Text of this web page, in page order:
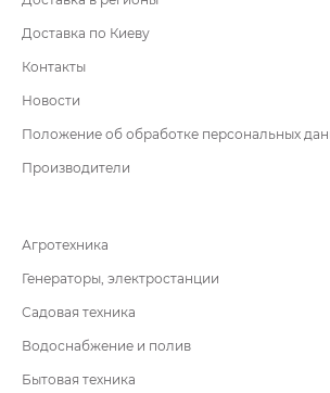
Доставка по Киеву
Контакты
Новости
Положение об обработке персональных
Производители
Агротехника
Генераторы, электростанции
Садовая техника
Водоснабжение и полив
Бытовая техника